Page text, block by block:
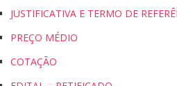
JUSTIFICATIVA E TERMO DE
PREÇO MÉDIO
COTAÇÃO